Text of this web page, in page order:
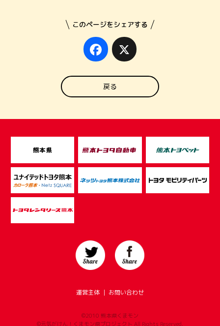
このページをシェアする
Facebook
戻る
運営主体 ｜ お問い合わせ
©2010 熊本県くまモン
©元気だけん！くまモン県プロジェクト All Rights Reserved.